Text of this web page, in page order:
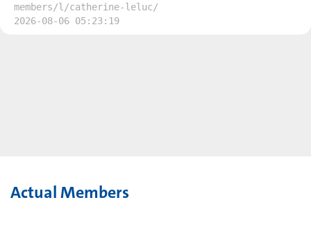
members/l/catherine-leluc/
2026-08-06 05:23:19
Actual Members